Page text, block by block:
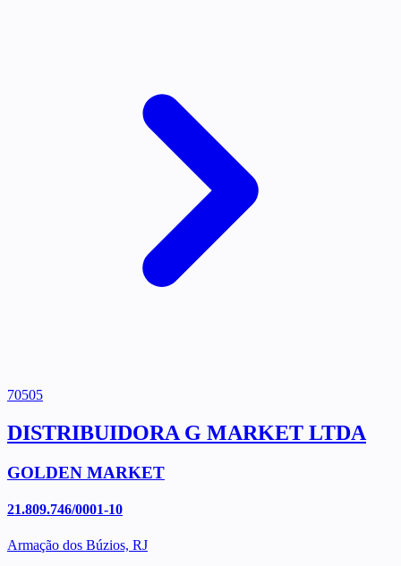
70505
DISTRIBUIDORA G MARKET LTDA
GOLDEN MARKET
21.809.746/0001-10
Armação dos Búzios, RJ